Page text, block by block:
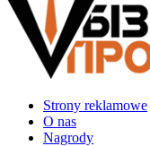
Strony reklamowe
O nas
Nagrody